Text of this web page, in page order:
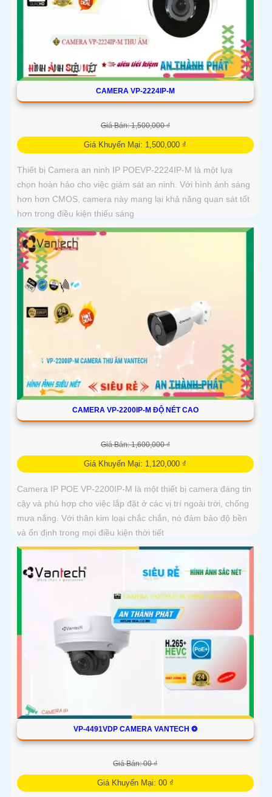
CAMERA VP-2224IP-M
Giá Bán: 1,500,000 ₫
Giá Khuyến Mại: 1,500,000 ₫
Thiết bị Camera an ninh IP POEVP-2224IP-M là một lựa
chọn hoàn hảo cho việc giám sát an ninh. Với hình ảnh sáng
hơn hơn CMOS, camera này mang lại khả năng quan sát tốt
hơn trong điều kiện thiếu sáng
CAMERA VP-2200IP-M ĐỘ NÉT CAO
Giá Bán: 1,600,000 ₫
Giá Khuyến Mại: 1,120,000 ₫
Camera IP POE VP-2200IP-M là một thiết bị camera đáng tin
cậy và phù hợp cho việc lắp đặt ở các vị trí ngoài trời, chống
mưa nắng. Với thân kim loại chắc chắn, nó đảm bảo độ bền
và ổn định trong mọi điều kiện thời tiết
VP-4491VDP CAMERA VANTECH ❂
Giá Bán: 00 ₫
Giá Khuyến Mại: 00 ₫